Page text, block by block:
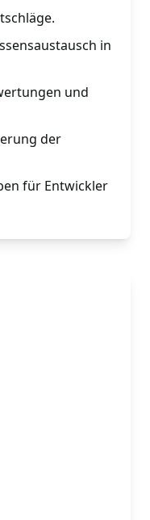
in
und
der
für Entwickler